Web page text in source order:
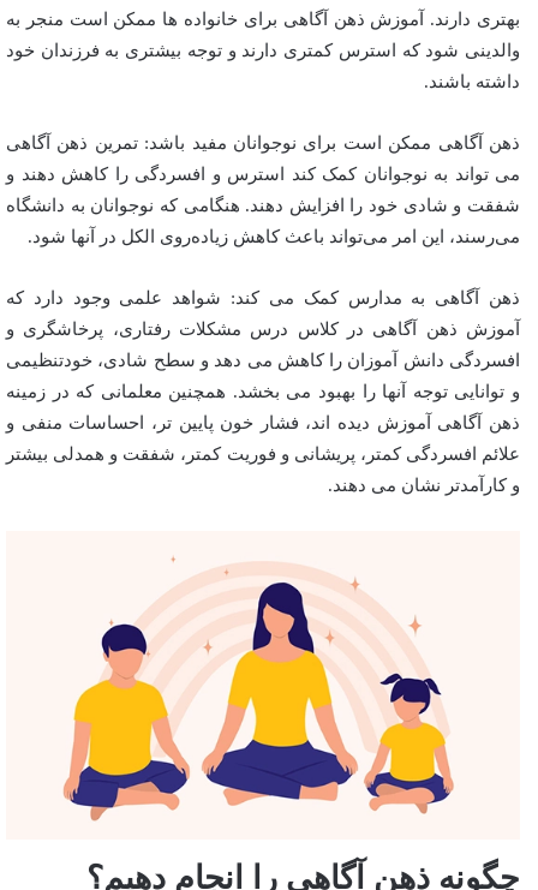
بهتری دارند. آموزش ذهن آگاهی برای خانواده ها ممکن است منجر به
والدینی شود که استرس کمتری دارند و توجه بیشتری به فرزندان خود
داشته باشند.
ذهن آگاهی ممکن است برای نوجوانان مفید باشد: تمرین ذهن آگاهی
می تواند به نوجوانان کمک کند استرس و افسردگی را کاهش دهند و
شفقت و شادی خود را افزایش دهند. هنگامی که نوجوانان به دانشگاه
می‌رسند، این امر می‌تواند باعث کاهش زیاده‌روی الکل در آنها شود.
ذهن آگاهی به مدارس کمک می کند: شواهد علمی وجود دارد که
آموزش ذهن آگاهی در کلاس درس مشکلات رفتاری، پرخاشگری و
افسردگی دانش آموزان را کاهش می دهد و سطح شادی، خودتنظیمی
و توانایی توجه آنها را بهبود می بخشد. همچنین معلمانی که در زمینه
ذهن آگاهی آموزش دیده اند، فشار خون پایین تر، احساسات منفی و
علائم افسردگی کمتر، پریشانی و فوریت کمتر، شفقت و همدلی بیشتر
و کارآمدتر نشان می دهند.
چگونه ذهن آگاهی را انجام دهیم؟